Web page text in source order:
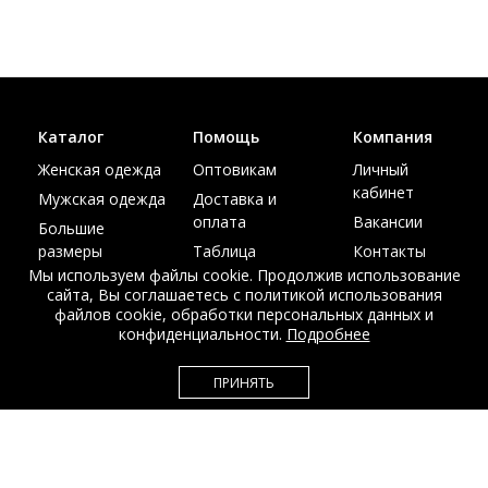
© Интернет магазин верхней одежды из меха и кожи
EDEM-ROOM 2011-2026
Каталог
Женская одежда
Мужская одежда
Большие
размеры
Акции
Помощь
Оптовикам
Доставка и
оплата
Таблица
размеров
Компания
Личный
кабинет
Вакансии
Контакты
Мы используем файлы cookie. Продолжив использование
сайта, Вы соглашаетесь с политикой использования
файлов cookie, обработки персональных данных и
конфиденциальности. Подробнее
ПРИНЯТЬ